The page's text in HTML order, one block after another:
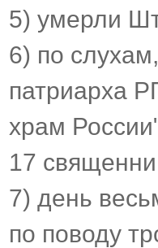
5) умерли
6) по
патриарха
храм
17
7) день
по поводу